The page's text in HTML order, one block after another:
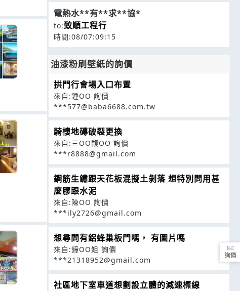
電熱水**有**求**協*
to:致順工程行
時間:08/07:09:15
油漆粉刷壁紙的詢價
拱門行會場入口布置
來自:鍾OO 詢價
***577@baba6688.com.tw
騎樓地磚破裂更換
來自:三OO馥OO 詢價
***r8888@gmail.com
鋼筋生鏽跟天花板混擬土剝落 想特別問用甚
麼膠跟水泥
來自:陳OO 詢價
***ily2726@gmail.com
想尋問有鋁蜂巢板門嗎， 有圖片嗎
來自:鐘OO姐 詢價
***21318952@gmail.com
社區地下室車道想劃設立體的減速標線
詢價